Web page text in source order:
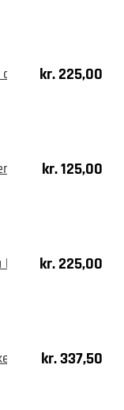
kr.225,00
eksempel
kr.125,00
kontaminerede
kr.225,00
kr.337,50